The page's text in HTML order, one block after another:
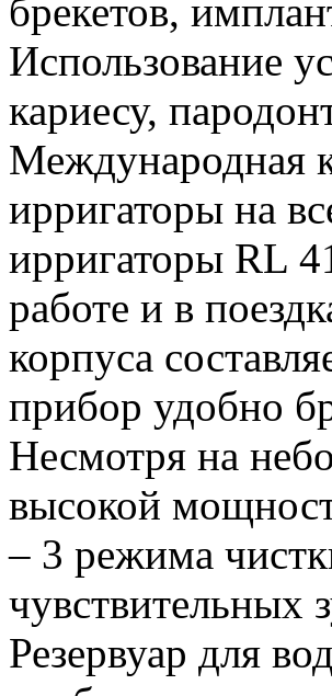
брекетов,
Использование
кариесу,
Международная
ирригаторы на
ирригаторы RL
работе и в
корпуса
прибор удобно
Несмотря на
высокой
– 3 режима
чувствительных
Резервуар для